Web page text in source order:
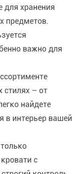
для хранения
предметов.
важно для
стилях – от
найдете
в интерьер вашей
с